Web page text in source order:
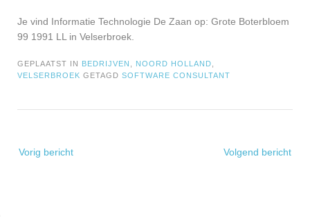
Je vind Informatie Technologie De Zaan op: Grote Boterbloem
99 1991 LL in Velserbroek.
GEPLAATST IN BEDRIJVEN NOORD HOLLAND
VELSERBROEK GETAGD SOFTWARE CONSULTANT
navigatie
Vorig bericht Volgend bericht